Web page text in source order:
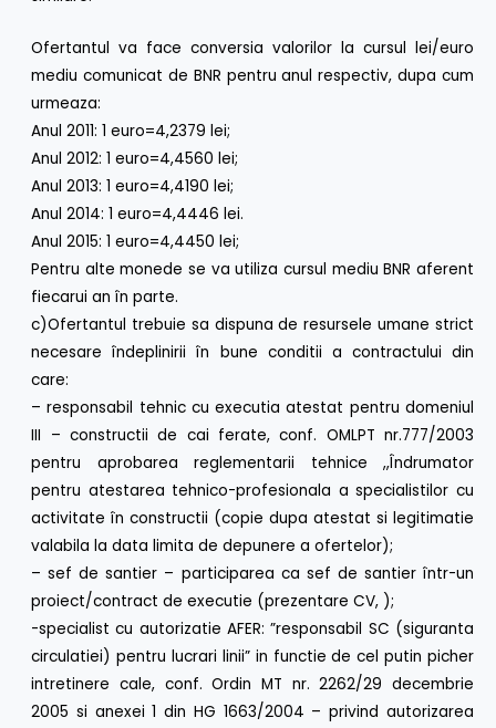
Ofertantul va face conversia valorilor la cursul lei/euro
mediu comunicat de BNR pentru anul respectiv, dupa cum
urmeaza:
Anul 2011: 1 euro=4,2379 lei;
Anul 2012: 1 euro=4,4560 lei;
Anul 2013: 1 euro=4,4190 lei;
Anul 2014: 1 euro=4,4446 lei.
Anul 2015: 1 euro=4,4450 lei;
Pentru alte monede se va utiliza cursul mediu BNR aferent
fiecarui an în parte.
c)Ofertantul trebuie sa dispuna de resursele umane strict
necesare îndeplinirii în bune conditii a contractului din
care:
– responsabil tehnic cu executia atestat pentru domeniul
III – constructii de cai ferate, conf. OMLPT nr.777/2003
pentru aprobarea reglementarii tehnice ,,Îndrumator
pentru atestarea tehnico-profesionala a specialistilor cu
activitate în constructii (copie dupa atestat si legitimatie
valabila la data limita de depunere a ofertelor);
– sef de santier – participarea ca sef de santier într-un
proiect/contract de executie (prezentare CV, );
-specialist cu autorizatie AFER: ”responsabil SC (siguranta
circulatiei) pentru lucrari linii” in functie de cel putin picher
intretinere cale, conf. Ordin MT nr. 2262/29 decembrie
2005 si anexei 1 din HG 1663/2004 – privind autorizarea